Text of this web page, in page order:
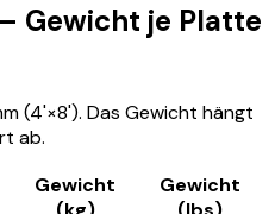
Gewicht je Platte
(4'×8'). Das Gewicht hängt
ab.
Gewicht
Gewicht